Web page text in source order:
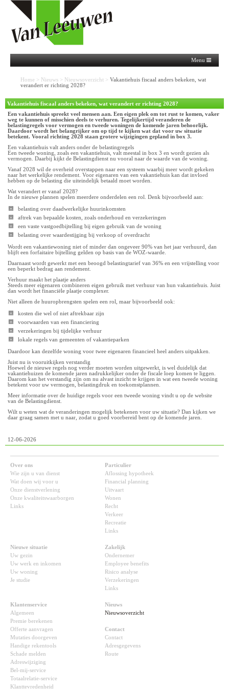
Menu
Home > Nieuws > Nieuwsoverzicht > Vakantiehuis fiscaal anders bekeken, wat
verandert er richting 2028?
Vakantiehuis fiscaal anders bekeken, wat verandert er richting 2028?
Een vakantiehuis spreekt veel mensen aan. Een eigen plek om tot rust te komen, vaker
weg te kunnen of misschien deels te verhuren. Tegelijkertijd veranderen de
belastingregels voor vermogen en tweede woningen de komende jaren behoorlijk.
Daardoor wordt het belangrijker om op tijd te kijken wat dat voor uw situatie
betekent. Vooral richting 2028 staan grotere wijzigingen gepland in box 3.
Een vakantiehuis valt anders onder de belastingregels
Een tweede woning, zoals een vakantiehuis, valt meestal in box 3 en wordt gezien als
vermogen. Daarbij kijkt de Belastingdienst nu vooral naar de waarde van de woning.
Vanaf 2028 wil de overheid overstappen naar een systeem waarbij meer wordt gekeken
naar het werkelijke rendement. Voor eigenaren van een vakantiehuis kan dat invloed
hebben op de belasting die uiteindelijk betaald moet worden.
Wat verandert er vanaf 2028?
In de nieuwe plannen spelen meerdere onderdelen een rol. Denk bijvoorbeeld aan:
belasting over daadwerkelijke huurinkomsten
aftrek van bepaalde kosten, zoals onderhoud en verzekeringen
een vaste vastgoedbijtelling bij eigen gebruik van de woning
belasting over waardestijging bij verkoop of overdracht
Wordt een vakantiewoning niet of minder dan ongeveer 90% van het jaar verhuurd, dan
blijft een forfaitaire bijtelling gelden op basis van de WOZ-waarde.
Daarnaast wordt gewerkt met een beoogd belastingtarief van 36% en een vrijstelling voor
een beperkt bedrag aan rendement.
Verhuur maakt het plaatje anders
Steeds meer eigenaren combineren eigen gebruik met verhuur van hun vakantiehuis. Juist
dan wordt het financiële plaatje complexer.
Niet alleen de huuropbrengsten spelen een rol, maar bijvoorbeeld ook:
kosten die wel of niet aftrekbaar zijn
voorwaarden van een financiering
verzekeringen bij tijdelijke verhuur
lokale regels van gemeenten of vakantieparken
Daardoor kan dezelfde woning voor twee eigenaren financieel heel anders uitpakken.
Juist nu is vooruitkijken verstandig
Hoewel de nieuwe regels nog verder moeten worden uitgewerkt, is wel duidelijk dat
vakantiehuizen de komende jaren nadrukkelijker onder de fiscale loep komen te liggen.
Daarom kan het verstandig zijn om nu alvast inzicht te krijgen in wat een tweede woning
betekent voor uw vermogen, belastingdruk en toekomstplannen.
Meer informatie over de huidige regels voor een tweede woning vindt u op de website
van de Belastingdienst.
Wilt u weten wat de veranderingen mogelijk betekenen voor uw situatie? Dan kijken we
daar graag samen met u naar, zodat u goed voorbereid bent op de komende jaren.
12-06-2026
Over ons
Wie zijn u van dienst
Wat doen wij voor u
Onze dienstverlening
Onze kwaliteitswaarborgen
Links
Particulier
Aflossing hypotheek
Financial planning
Uitvaart
Wonen
Recht
Verkeer
Recreatie
Links
Nieuwe situatie
Uw gezin
Uw werk en inkomen
Uw woning
Je studie
Zakelijk
Ondernemer
Employee benefits
Risico analyse
Verzekeringen
Links
Klantenservice
Algemeen
Premie berekenen
Offerte aanvragen
Mutaties doorgeven
Handige rekentools
Schade melden
Adreswijziging
Bel-mij-service
Totaalrelatie-service
Klanttevredenheid
Nieuws
Nieuwsoverzicht
Contact
Contact
Adresgegevens
Route